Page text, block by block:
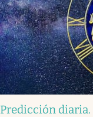
Predicción diaria.